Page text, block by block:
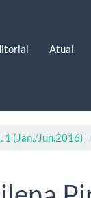
Atual
1 (Jan./Jun.2016)